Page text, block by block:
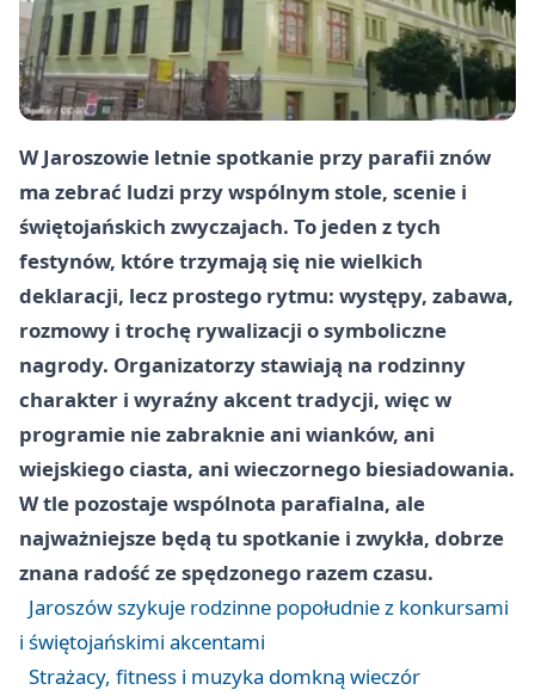
W Jaroszowie letnie spotkanie przy parafii znów
ma zebrać ludzi przy wspólnym stole, scenie i
świętojańskich zwyczajach. To jeden z tych
festynów, które trzymają się nie wielkich
deklaracji, lecz prostego rytmu: występy, zabawa,
rozmowy i trochę rywalizacji o symboliczne
nagrody. Organizatorzy stawiają na rodzinny
charakter i wyraźny akcent tradycji, więc w
programie nie zabraknie ani wianków, ani
wiejskiego ciasta, ani wieczornego biesiadowania.
W tle pozostaje wspólnota parafialna, ale
najważniejsze będą tu spotkanie i zwykła, dobrze
znana radość ze spędzonego razem czasu.
Jaroszów szykuje rodzinne popołudnie z konkursami
i świętojańskimi akcentami
Strażacy, fitness i muzyka domkną wieczór